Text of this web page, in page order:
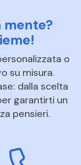
mente?
o
su misura.
dalla scelta
garantirti un
pensieri.